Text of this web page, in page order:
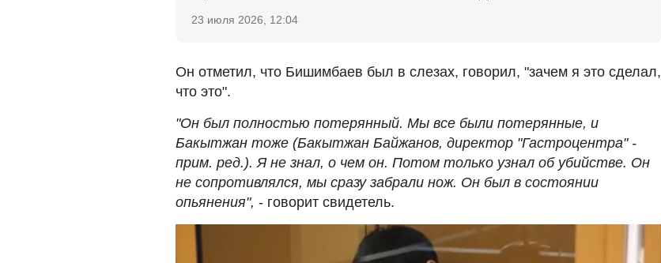
23 июля 2026, 12:04
Он отметил, что Бишимбаев был в слезах, говорил, "зачем я это сделал,
что это".
"Он был полностью потерянный. Мы все были потерянные, и
Бакытжан тоже (Бакытжан Байжанов, директор "Гастроцентра" -
прим. ред.). Я не знал, о чем он. Потом только узнал об убийстве. Он
не сопротивлялся, мы сразу забрали нож. Он был в состоянии
опьянения", - говорит свидетель.